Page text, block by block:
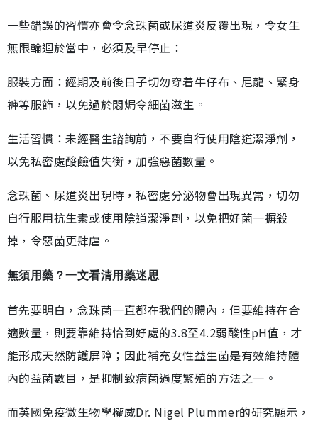
一些錯誤的習慣亦會令念珠菌或尿道炎反覆出現，令女生
無限輪迴於當中，必須及早停止：
服裝方面：經期及前後日子切勿穿着牛仔布、尼龍、緊身
褲等服飾，以免過於悶焗令細菌滋生。
生活習慣：未經醫生諮詢前，不要自行使用陰道潔淨劑，
以免私密處酸鹼值失衡，加強惡菌數量。
念珠菌、尿道炎出現時，私密處分泌物會出現異常，切勿
自行服用抗生素或使用陰道潔淨劑，以免把好菌一摒殺
掉，令惡菌更肆虐。
無須用藥？一文看清用藥迷思
首先要明白，念珠菌一直都在我們的體內，但要維持在合
適數量，則要靠維持恰到好處的3.8至4.2弱酸性pH值，才
能形成天然防護屏障；因此補充女性益生菌是有效維持體
內的益菌數目，是抑制致病菌過度繁殖的方法之一。
而英國免疫微生物學權威Dr. Nigel Plummer的研究顯示，